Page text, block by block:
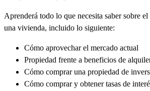
Aprenderá todo lo que necesita saber sobre
una vivienda, incluido lo siguiente:
Cómo aprovechar el mercado actual
Propiedad frente a beneficios de
Cómo comprar una propiedad de
Cómo comprar y obtener tasas de